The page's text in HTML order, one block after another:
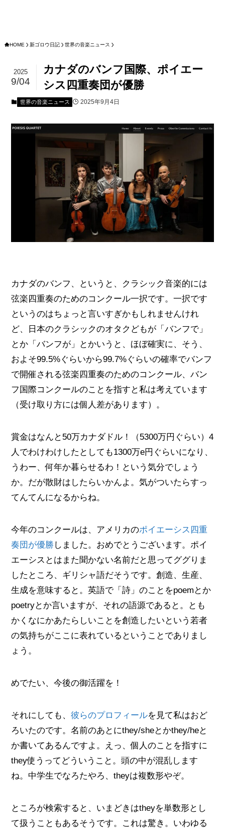
HOME 新ゴロウ日記 世界の音楽ニュース
カナダのバンフ国際、ポイエー
シス四重奏団が優勝
2025
9/04
世界の音楽ニュース 2025年9月4日
カナダのバンフ、というと、クラシック音楽的には
弦楽四重奏のためのコンクール一択です。一択です
というのはちょっと言いすぎかもしれませんけれ
ど、日本のクラシックのオタクどもが「バンフで」
とか「バンフが」とかいうと、ほぼ確実に、そう、
およそ99.5%ぐらいから99.7%ぐらいの確率でバンフ
で開催される弦楽四重奏のためのコンクール、バン
フ国際コンクールのことを指すと私は考えています
（受け取り方には個人差があります）。
賞金はなんと50万カナダドル！（5300万円ぐらい）4
人でわけわけしたとしても1300万e円ぐらいになり、
うわー、何年か暮らせるわ！という気分でしょう
か。だが散財はしたらいかんよ。気がついたらすっ
てんてんになるからね。
今年のコンクールは、アメリカのポイエーシス四重
奏団が優勝 しました。おめでとうございます。ポイ
エーシスとはまた聞かない名前だと思ってググりま
したところ、ギリシャ語だそうです。創造、生産、
生成を意味すると。英語で「詩」のことをpoemとか
poetryとか言いますが、それの語源であると。とも
かくなにかあたらしいことを創造したいという若者
の気持ちがここに表れているということでありまし
ょう。
めでたい、今後の御活躍を！
それにしても、彼らのプロフィールを見て私はおど
ろいたのです。名前のあとにthey/sheとかthey/heと
か書いてあるんですよ。えっ、個人のことを指すに
they使うってどういうこと。頭の中が混乱します
ね。中学生でなろたやろ、theyは複数形やぞ。
ところが検索すると、いまどきはtheyを単数形とし
て扱うこともあるそうです。これは驚き。いわゆる